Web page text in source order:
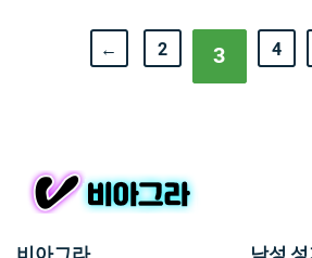
← 2 3 4
비아그라 남성